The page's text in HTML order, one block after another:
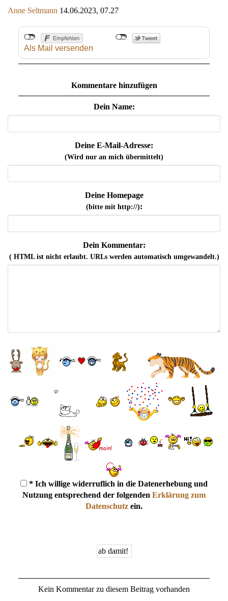
Anne Seltmann 14.06.2023, 07.27
Als Mail versenden
Kommentare hinzufügen
Dein Name:
Deine E-Mail-Adresse:
(Wird nur an mich übermittelt)
Deine Homepage
(bitte mit http://):
Dein Kommentar:
( HTML ist nichterlaubt. URLs werden automatisch umgewandelt.)
* Ich willige widerruflich in die Datenerhebung und
Nutzung entsprechend der folgenden Erklärung zum
Datenschutz ein.
Kein Kommentar zu diesem Beitrag vorhanden